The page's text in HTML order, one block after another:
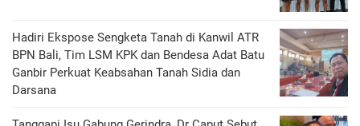
Hadiri Ekspose Sengketa Tanah di Kanwil ATR
BPN Bali, Tim LSM KPK dan Bendesa Adat Batu
Ganbir Perkuat Keabsahan Tanah Sidia dan
Darsana